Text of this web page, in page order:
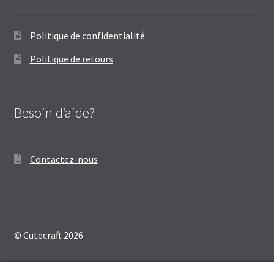
Politique de confidentialité
Politique de retours
Besoin d’aide?
Contactez-nous
© Cutecraft 2026